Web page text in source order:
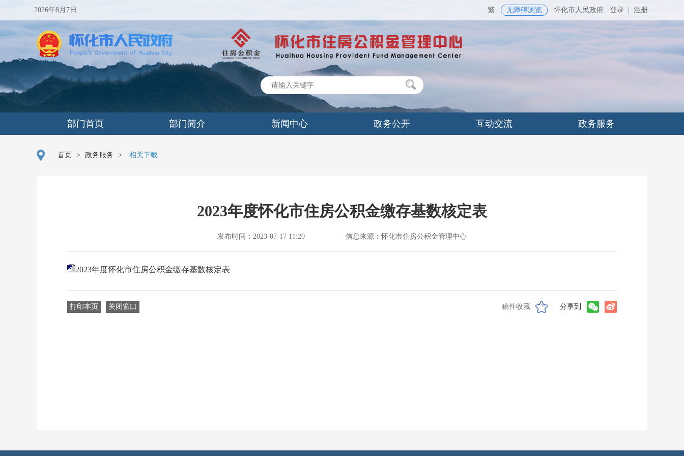
2026年8月7日 繁 无障碍浏览 怀化市人民政府 登录 注册
部门首页 部门简介 新闻中心 政务公开 互动交流 政务服务
首页 > 政务服务 > 相关下载
2023年度怀化市住房公积金缴存基数核定表
发布时间：2023-07-17 11:20 信息来源：怀化市住房公积金管理中心
2023年度怀化市住房公积金缴存基数核定表
打印本页 关闭窗口 稿件收藏 分享到